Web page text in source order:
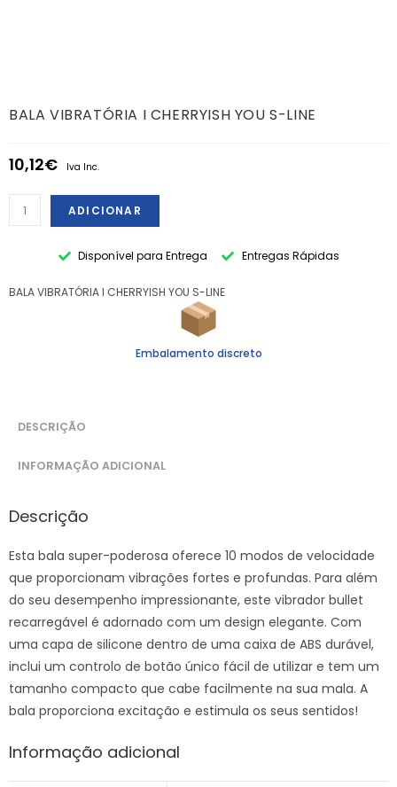
BALA VIBRATÓRIA I CHERRYISH YOU S-LINE
10,12€ Iva Inc.
ADICIONAR
Disponível para Entrega Entregas Rápidas
BALA VIBRATÓRIA I CHERRYISH YOU S-LINE
Embalamento discreto
DESCRIÇÃO
INFORMAÇÃO ADICIONAL
Descrição
Esta bala super-poderosa oferece 10 modos de velocidade
que proporcionam vibrações fortes e profundas. Para além
do seu desempenho impressionante, este vibrador bullet
recarregável é adornado com um design elegante. Com
uma capa de silicone dentro de uma caixa de ABS durável,
inclui um controlo de botão único fácil de utilizar e tem um
tamanho compacto que cabe facilmente na sua mala. A
bala proporciona excitação e estimula os seus sentidos!
Informação adicional